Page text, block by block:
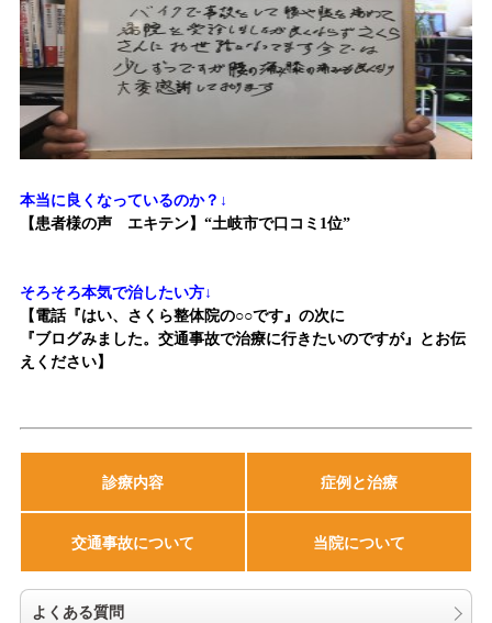
本当に良くなっているのか？↓
【患者様の声 エキテン】“土岐市で口コミ1位”
そろそろ本気で治したい方↓
【電話『はい、さくら整体院の○○です』の次に
『ブログみました。交通事故で治療に行きたいのですが』とお伝
えください】
診療内容 症例と治療
交通事故について 当院について
よくある質問